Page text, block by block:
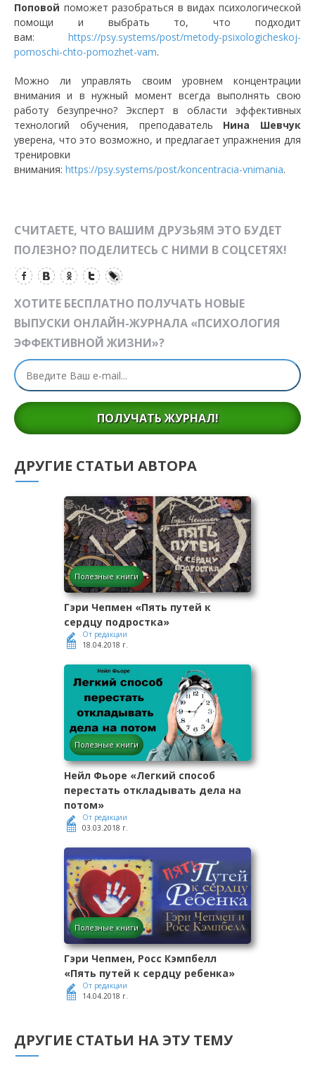
Поповой поможет разобраться в видах психологической
помощи и выбрать то, что подходит
вам: https://psy.systems/post/metody-psixologicheskoj-
pomoschi-chto-pomozhet-vam.
Можно ли управлять своим уровнем концентрации
внимания и в нужный момент всегда выполнять свою
работу безупречно? Эксперт в области эффективных
технологий обучения, преподаватель Нина Шевчук
уверена, что это возможно, и предлагает упражнения для
тренировки
внимания: https://psy.systems/post/koncentracia-vnimania.
СЧИТАЕТЕ, ЧТО ВАШИМ ДРУЗЬЯМ ЭТО БУДЕТ
ПОЛЕЗНО? ПОДЕЛИТЕСЬ С НИМИ В СОЦСЕТЯХ!
ХОТИТЕ БЕСПЛАТНО ПОЛУЧАТЬ НОВЫЕ
ВЫПУСКИ ОНЛАЙН-ЖУРНАЛА «ПСИХОЛОГИЯ
ЭФФЕКТИВНОЙ ЖИЗНИ»?
ПОЛУЧАТЬ ЖУРНАЛ!
ДРУГИЕ СТАТЬИ АВТОРА
Полезные книги
Гэри Чепмен «Пять путей к
сердцу подростка»
От редакции
18.04.2018 г.
Полезные книги
Нейл Фьоре «Легкий способ
перестать откладывать дела на
потом»
От редакции
03.03.2018 г.
Полезные книги
Гэри Чепмен, Росс Кэмпбелл
«Пять путей к сердцу ребенка»
От редакции
14.04.2018 г.
ДРУГИЕ СТАТЬИ НА ЭТУ ТЕМУ